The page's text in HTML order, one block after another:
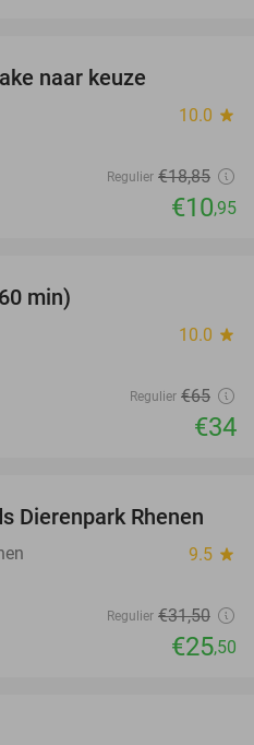
naar keuze
10.0 star
Regulier €18,85
€10,95
min)
10.0 star
Regulier €65
€34
19%
Dierenpark Rhenen
9.5 star
Regulier €31,50
€25,50